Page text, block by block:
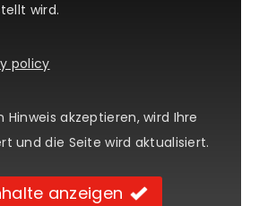
wird.
policy
Hinweis akzeptieren, wird Ihre
und die Seite wird aktualisiert.
anzeigen